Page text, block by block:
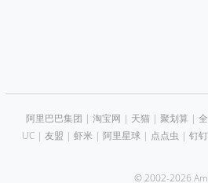
阿里巴巴集团 | 淘宝网 | 天猫| 聚划算 |
UC| 友盟 | 虾米 | 阿里星球| 点点虫 | 钉钉
© 2002-2026